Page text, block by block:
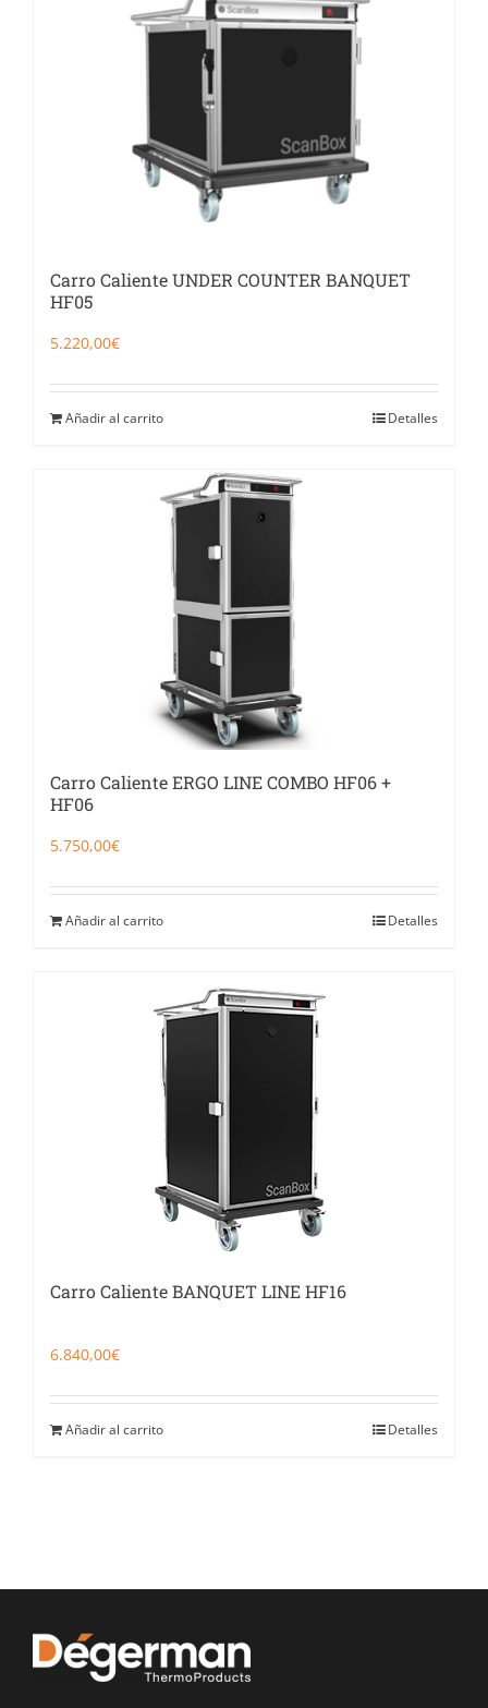
Carro Caliente UNDER COUNTER BANQUET
HF05
5.220,00€
Añadir al carrito Detalles
Carro Caliente ERGO LINE COMBO HF06 +
HF06
5.750,00€
Añadir al carrito Detalles
Carro Caliente BANQUET LINE HF16
6.840,00€
Añadir al carrito Detalles